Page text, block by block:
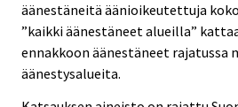
äänestäneitä äänioikeutettuja
”kaikki äänestäneet alueilla”
ennakkoon äänestäneet rajatussa
äänestysalueita.